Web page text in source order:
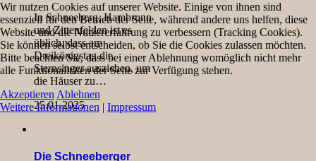
In Schneeberg, Hambrunn
und Zittenfelden ist es
üblich, dass am
Dreikönigstag die
Sternsinger ausziehen, um
die Häuser zu…
25.01.2025
Die Schneeberger
Wir nutzen Cookies auf unserer Website. Einige von ihnen sind
essenziell für den Betrieb der Seite, während andere uns helfen, diese
Website und die Nutzererfahrung zu verbessern (Tracking Cookies).
Sie können selbst entscheiden, ob Sie die Cookies zulassen möchten.
Bitte beachten Sie, dass bei einer Ablehnung womöglich nicht mehr
alle Funktionalitäten der Seite zur Verfügung stehen.
Akzeptieren Ablehnen
Weitere Informationen | Impressum